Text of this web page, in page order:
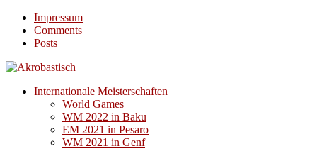
Impressum
Comments
Posts
Internationale Meisterschaften
World Games
WM 2022 in Baku
EM 2021 in Pesaro
WM 2021 in Genf